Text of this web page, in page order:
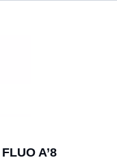
A’8